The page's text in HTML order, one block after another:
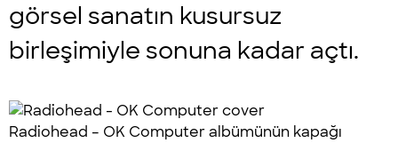
görsel sanatın kusursuz
birleşimiyle sonuna kadar açtı.
Radiohead – OK Computer albümünün kapağı